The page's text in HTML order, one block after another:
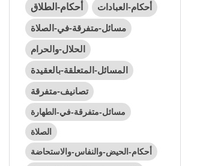
أحكام-الطلاق أحكام-العبادات
مسائل-متفرقة-في-الصلاة
الحلال-والحرام
المسائل-المتعلقة-بالعقيدة
تصانيف-متفرقة
مسائل-متفرقة-في-الطهارة
الصلاة
أحكام-الحيض-والنفاس-والاستحاضة